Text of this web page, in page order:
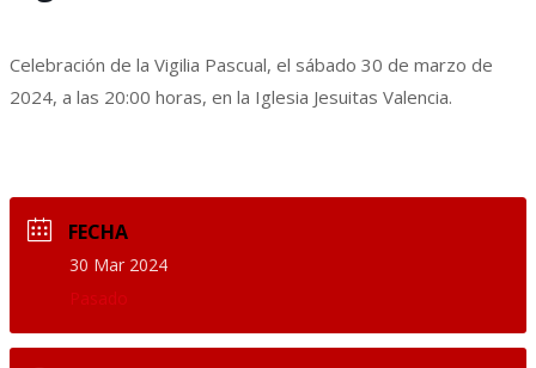
Celebración de la Vigilia Pascual, el sábado 30 de marzo de
2024, a las 20:00 horas, en la Iglesia Jesuitas Valencia.
FECHA
30 Mar 2024
Pasado